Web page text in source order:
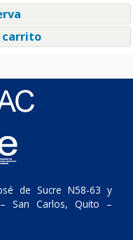
de Sucre N58-63 y
San Carlos, Quito –